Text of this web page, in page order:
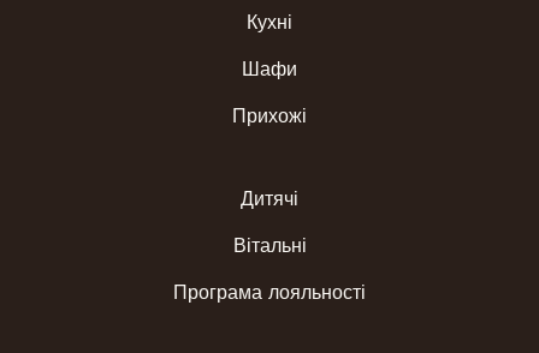
Кухні
Шафи
Прихожі
Дитячі
Вітальні
Програма лояльності